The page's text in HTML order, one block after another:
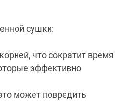
сушки:
что сократит время
эффективно
может повредить